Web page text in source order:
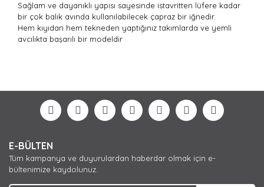
Sağlam ve dayanıklı yapısı sayesinde istavritten lüfere kadar
bir çok balık avında kullanılabilecek çapraz bir iğnedir.
Hem kıyıdan hem tekneden yaptığınız takımlarda ve yemli
avcılıkta başarılı bir modeldir
Yorum Yaz
formunu kullanarak tarafımıza iletebilirsiniz.
Görüş ve önerileriniz için teşekkür ederiz.
Ürün açıklamasında eksik bilgiler bulunuyor.
Ürün bilgilerinde hatalar bulunuyor.
Ürün fiyatı diğer sitelerden daha pahalı.
E-BÜLTEN
Tüm kampanya ve duyurulardan haberdar olmak için e-
bültenimize kaydolunuz.